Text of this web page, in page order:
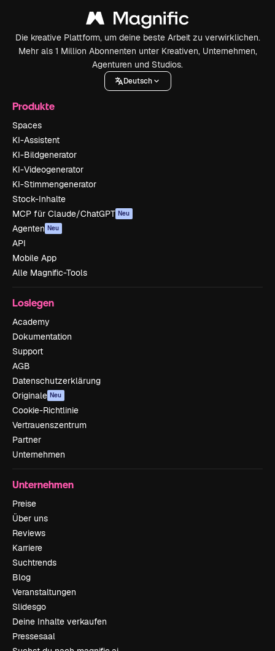
Die kreative Plattform, um deine beste Arbeit zu verwirklichen.
Mehr als 1 Million Abonnenten unter Kreativen, Unternehmen,
Agenturen und Studios.
Deutsch
Produkte
Spaces
KI-Assistent
KI-Bildgenerator
KI-Videogenerator
KI-Stimmengenerator
Stock-Inhalte
MCP für Claude/ChatGPT Neu
Agenten Neu
API
Mobile App
Alle Magnific-Tools
Loslegen
Academy
Dokumentation
Support
AGB
Datenschutzerklärung
Originale Neu
Cookie-Richtlinie
Vertrauenszentrum
Partner
Unternehmen
Unternehmen
Preise
Über uns
Reviews
Karriere
Suchtrends
Blog
Veranstaltungen
Slidesgo
Deine Inhalte verkaufen
Pressesaal